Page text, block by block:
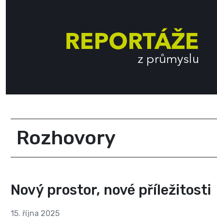
Rozhovory
Nový prostor, nové příležitosti
15. října 2025